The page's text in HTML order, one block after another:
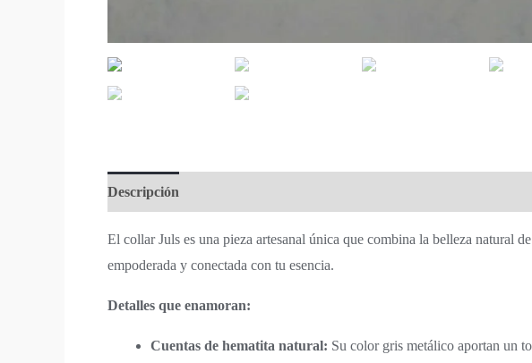
Descripción
El collar Juls es una pieza artesanal única que combina la belleza natural
empoderada y conectada con tu esencia.
Detalles que enamoran:
Cuentas de hematita natural: Su color gris metálico aportan un